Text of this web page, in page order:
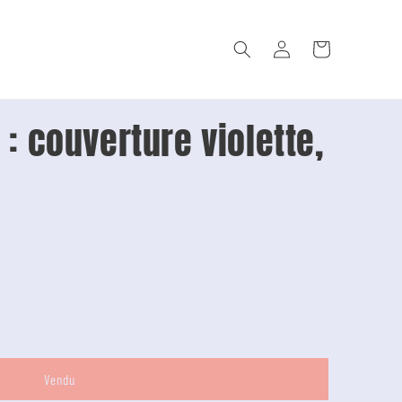
Connexion Panier
: couverture violette,
Vendu